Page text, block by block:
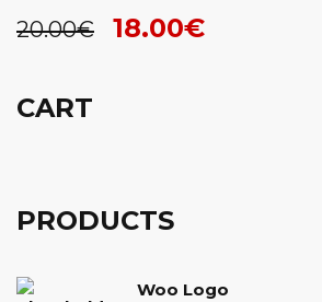
20.00€
Ursprünglicher
18.00€Aktueller
CART
PRODUCTS
Woo Logo